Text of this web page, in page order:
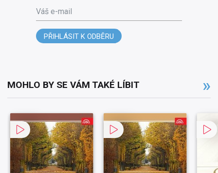
Váš e-mail
PŘIHLÁSIT K ODBĚRU
MOHLO BY SE VÁM TAKÉ LÍBIT